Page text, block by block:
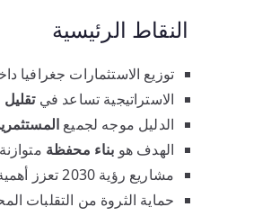
النقاط الرئيسية
توزيع الاستثمارات جغرافيا
الاستراتيجية تساعد في
الدليل موجه لجميع
الهدف هو بناء محفظة
مشاريع رؤية 2030 تعزز أهمية النظر للفرص الاستثمارية في مختلف المناطق.
حماية الثروة من التقلبات